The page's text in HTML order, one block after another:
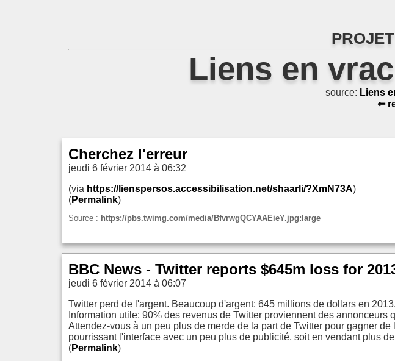
Liens en
source: Liens
⇐
Cherchez l'erreur
jeudi 6 février 2014 à 06:32
(via https://lienspersos.accessibilisation.net/shaarli/?XmN73A)
(Permalink)
Source : https://pbs.twimg.com/media/BfvrwgQCYAAEieY.jpg:large
BBC News - Twitter reports $645m loss for
jeudi 6 février 2014 à 06:07
Twitter perd de l'argent. Beaucoup d'argent: 645 millions de dollars en
Information utile: 90% des revenus de Twitter proviennent des
Attendez-vous à un peu plus de merde de la part de Twitter pour gagner
pourrissant l'interface avec un peu plus de publicité, soit en vendant plus
(Permalink)